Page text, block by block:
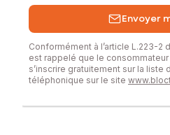
Envoyer
Conformément à l’article L.223-2
est rappelé que le
s’inscrire gratuitement sur la liste
téléphonique sur le site